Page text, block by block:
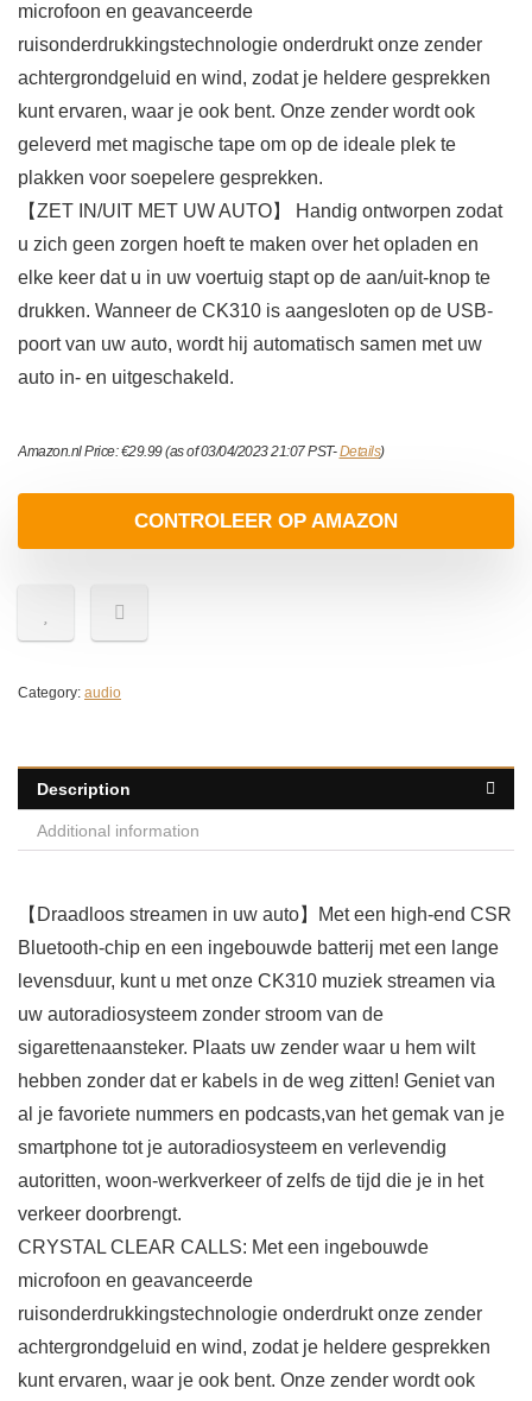
microfoon en geavanceerde
ruisonderdrukkingstechnologie onderdrukt onze zender
achtergrondgeluid en wind, zodat je heldere gesprekken
kunt ervaren, waar je ook bent. Onze zender wordt ook
geleverd met magische tape om op de ideale plek te
plakken voor soepelere gesprekken.
【ZET IN/UIT MET UW AUTO】 Handig ontworpen zodat
u zich geen zorgen hoeft te maken over het opladen en
elke keer dat u in uw voertuig stapt op de aan/uit-knop te
drukken. Wanneer de CK310 is aangesloten op de USB-
poort van uw auto, wordt hij automatisch samen met uw
auto in- en uitgeschakeld.
Amazon.nl Price:€29.99(as of 03/04/2023 21:07 PST-Details)
CONTROLEER OP AMAZON
Category: audio
Description
Additional information
【Draadloos streamen in uw auto】Met een high-end CSR
Bluetooth-chip en een ingebouwde batterij met een lange
levensduur, kunt u met onze CK310 muziek streamen via
uw autoradiosysteem zonder stroom van de
sigarettenaansteker. Plaats uw zender waar u hem wilt
hebben zonder dat er kabels in de weg zitten! Geniet van
al je favoriete nummers en podcasts,van het gemak van je
smartphone tot je autoradiosysteem en verlevendig
autoritten, woon-werkverkeer of zelfs de tijd die je in het
verkeer doorbrengt.
CRYSTAL CLEAR CALLS: Met een ingebouwde
microfoon en geavanceerde
ruisonderdrukkingstechnologie onderdrukt onze zender
achtergrondgeluid en wind, zodat je heldere gesprekken
kunt ervaren, waar je ook bent. Onze zender wordt ook